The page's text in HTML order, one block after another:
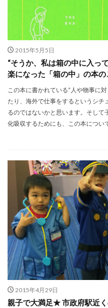
2015年5月5日
“そうか、私は箱の中に入っ
楽になった「箱の中」の本の
この本に書かれている”人や物事に
たり、海外で仕事をするというシチ
るのではないかと思います。そして
化吸収するためにも、この本につい
2015年4月29日
親子で大満足★ 市政府駅近